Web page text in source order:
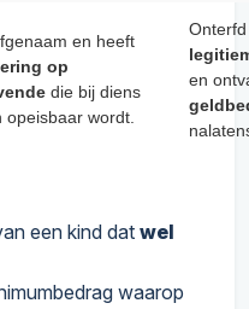
en heeft
op
die bij diens
opeisbaar wordt.
en
een kind dat wel
waarop